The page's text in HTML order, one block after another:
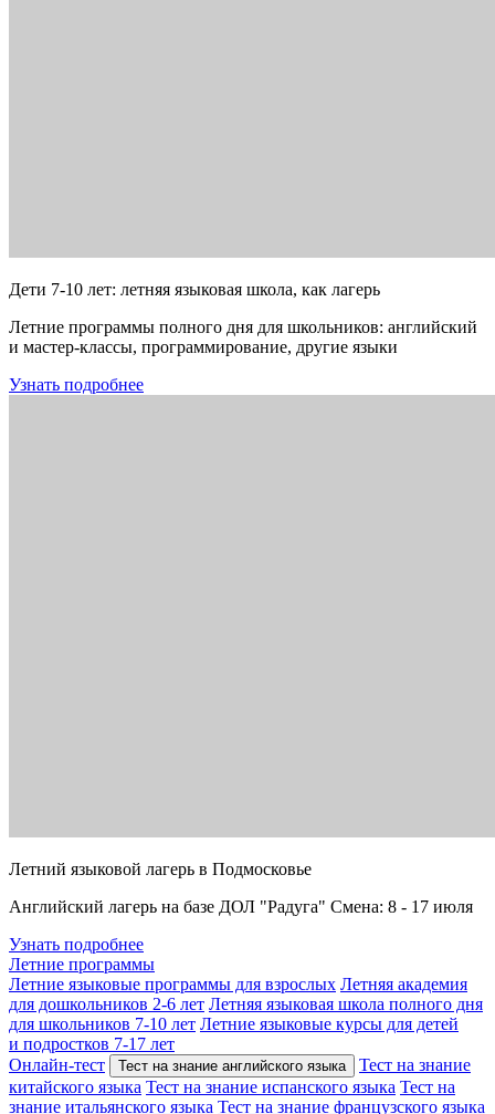
Дети 7-10 лет: летняя языковая школа, как лагерь
Летние программы полного дня для школьников: английский
и мастер-классы, программирование, другие языки
Узнать подробнее
Летний языковой лагерь в Подмосковье
Английский лагерь на базе ДОЛ "Радуга" Смена: 8 - 17 июля
Узнать подробнее
Летние программы
Летние языковые программы для взрослых Летняя академия
для дошкольников 2-6 лет Летняя языковая школа полного дня
для школьников 7-10 лет Летние языковые курсы для детей
и подростков 7-17 лет
Онлайн-тест
Тест на знание английского языка
Тест на знание
китайского языка Тест на знание испанского языка Тест на
знание итальянского языка Тест на знание французского языка